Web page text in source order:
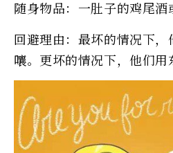
随身物品：一肚子的鸡尾酒
回避理由：最坏的情况下
嚷。更坏的情况下，他们用